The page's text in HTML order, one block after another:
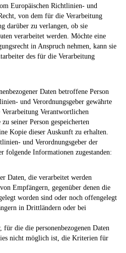
Europäischen Richtlinien- und
von dem für die Verarbeitung
darüber zu verlangen, ob sie
verarbeitet werden. Möchte eine
in Anspruch nehmen, kann sie
des für die Verarbeitung
Daten betroffene Person
und Verordnungsgeber gewährte
Verantwortlichen
seiner Person gespeicherten
Kopie dieser Auskunft zu erhalten.
und Verordnungsgeber der
folgende Informationen zugestanden:
Daten, die verarbeitet werden
Empfängern, gegenüber denen die
worden sind oder noch offengelegt
in Drittländern oder bei
die die personenbezogenen Daten
nicht möglich ist, die Kriterien für